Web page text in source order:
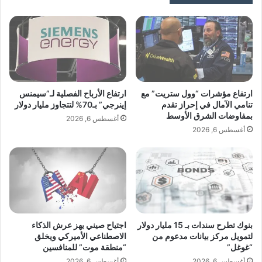
ي
ن
خ
ر
ي
ن
ب
ع
د
ك
ث
ة
ل
ف
ي
ض
ا
أ
ة
ب
ي
ن
ف
ك
ي
ت
م
س
ط
و
ه
4
أ
م
ارتفاع مؤشرات “وول ستريت” مع
تنامي الآمال في إحراز تقدم
بمفاوضات الشرق الأوسط
أغسطس 6, 2026
ارتفاع الأرباح الفصلية لـ”سيمنس
إينرجي” بـ70% لتتجاوز مليار دولار
أغسطس 6, 2026
بنوك تطرح سندات بـ 15 مليار دولار
لتمويل مركز بيانات مدعوم من
“غوغل”
اجتياح صيني يهز عرش الذكاء
الاصطناعي الأميركي ويخلق
“منطقة موت” للمنافسين